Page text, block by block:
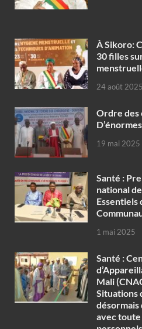
À Sikoro:
30 filles
24 août 2025
Ordre des
19 mai 2025
Santé :
national
Essentiels
1 mai 2025
Santé :
Mali
Situations
désormais
avec